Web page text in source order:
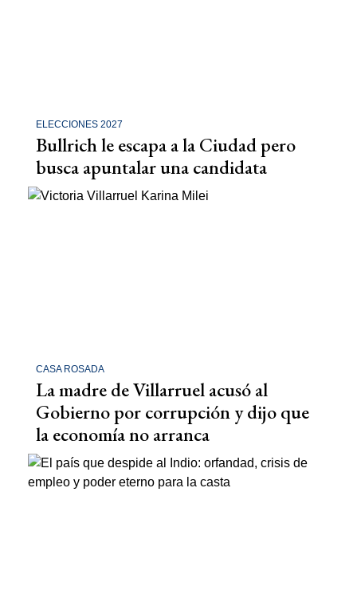
ELECCIONES 2027
Bullrich le escapa a la Ciudad pero
busca apuntalar una candidata
CASA ROSADA
La madre de Villarruel acusó al
Gobierno por corrupción y dijo que
la economía no arranca